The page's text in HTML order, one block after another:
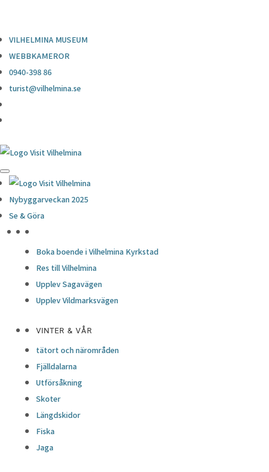
VILHELMINA MUSEUM
WEBBKAMEROR
0940-398 86
turist@vilhelmina.se
Nybyggarveckan 2025
Se & Göra
Boka boende i Vilhelmina Kyrkstad
Res till Vilhelmina
Upplev Sagavägen
Upplev Vildmarksvägen
VINTER & VÅR
tätort och närområden
Fjälldalarna
Utförsåkning
Skoter
Längdskidor
Fiska
Jaga